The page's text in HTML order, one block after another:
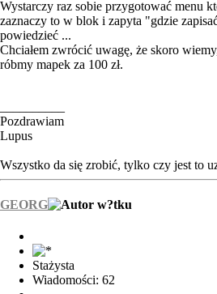
Wystarczy raz sobie przygotować menu
zaznaczy to w blok i zapyta "gdzie
powiedzieć ...
Chciałem zwrócić uwagę, że skoro
róbmy mapek za 100 zł.
Pozdrawiam
Lupus
Wszystko da się zrobić, tylko czy jest to
GEORG
Stażysta
Wiadomości: 62